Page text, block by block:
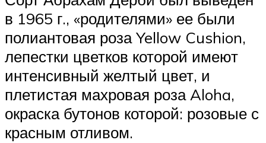
в 1965 г., «родителями» ее были
полиантовая роза Yellow Cushion,
лепестки цветков которой имеют
интенсивный желтый цвет, и
плетистая махровая роза Aloha,
окраска бутонов которой: розовые с
красным отливом.